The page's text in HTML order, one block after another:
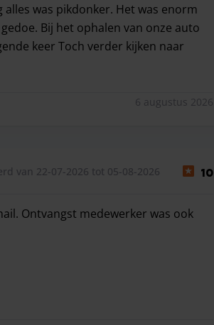
was pikdonker. Het was enorm
Bij het ophalen van onze auto
keer Toch verder kijken naar
6 augustus 2026
van 22-07-2026 tot 05-08-2026 10
Ontvangst medewerker was ook